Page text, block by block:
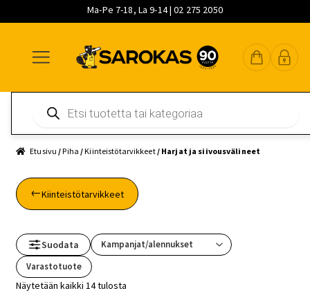
Ma-Pe 7-18, La 9-14 | 02 275 2050
navigointiin
sisältöön
pääsisältöön
search
Etusivu /Piha /Kiinteistötarvikkeet/ Harjat ja siivousvälineet
Kiinteistötarvikkeet
Suodata
Varastotuote
Näytetään kaikki 14 tulosta